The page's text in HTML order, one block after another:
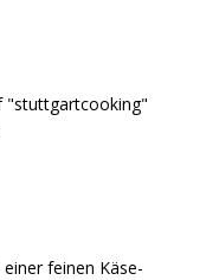
"stuttgartcooking"
feinen Käse-